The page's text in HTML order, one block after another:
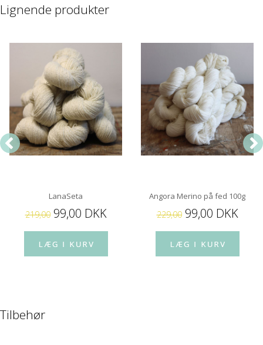
Lignende produkter
LanaSeta
219,0099,00 DKK
Angora Merino på fed 100g
229,0099,00 DKK
Tilbehør